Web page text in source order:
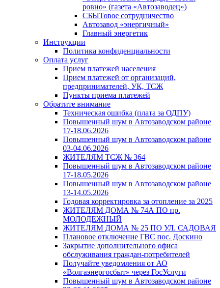
ровно» (газета «Автозаводец»)
СБЫТовое сотрудничество
Автозавод «энергичный»
Главный энергетик
Инструкции
Политика конфиденциальности
Оплата услуг
Прием платежей населения
Прием платежей от организаций,
предпринимателей, УК, ТСЖ
Пункты приема платежей
Обратите внимание
Техническая ошибка (плата за ОДПУ)
Повышенный шум в Автозаводском районе
17-18.06.2026
Повышенный шум в Автозаводском районе
03-04.06.2026
ЖИТЕЛЯМ ТСЖ № 364
Повышенный шум в Автозаводском районе
17-18.05.2026
Повышенный шум в Автозаводском районе
13-14.05.2026
Годовая корректировка за отопление за 2025
ЖИТЕЛЯМ ДОМА № 74А ПО пр.
МОЛОДЕЖНЫЙ
ЖИТЕЛЯМ ДОМА № 25 ПО УЛ. САДОВАЯ
Плановое отключение ГВС пос. Доскино
Закрытие дополнительного офиса
обслуживания граждан-потребителей
Получайте уведомления от АО
«Волгаэнергосбыт» через ГосУслуги
Повышенный шум в Автозаводском районе